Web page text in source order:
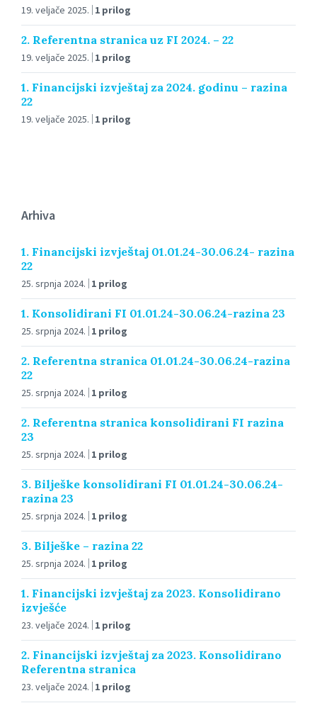
19. veljače 2025. 1 prilog
2. Referentna stranica uz FI 2024. – 22
19. veljače 2025. 1 prilog
1. Financijski izvještaj za 2024. godinu – razina
22
19. veljače 2025. 1 prilog
Arhiva
1. Financijski izvještaj 01.01.24-30.06.24- razina
22
25. srpnja 2024. 1 prilog
1. Konsolidirani FI 01.01.24-30.06.24-razina 23
25. srpnja 2024. 1 prilog
2. Referentna stranica 01.01.24-30.06.24-razina
22
25. srpnja 2024. 1 prilog
2. Referentna stranica konsolidirani FI razina
23
25. srpnja 2024. 1 prilog
3. Bilješke konsolidirani FI 01.01.24-30.06.24-
razina 23
25. srpnja 2024. 1 prilog
3. Bilješke – razina 22
25. srpnja 2024. 1 prilog
1. Financijski izvještaj za 2023. Konsolidirano
izvješće
23. veljače 2024. 1 prilog
2. Financijski izvještaj za 2023. Konsolidirano
Referentna stranica
23. veljače 2024. 1 prilog